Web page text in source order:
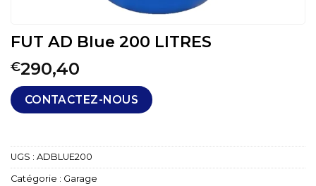
FUT AD Blue 200 LITRES
€290,40
CONTACTEZ-NOUS
UGS : ADBLUE200
Catégorie : Garage